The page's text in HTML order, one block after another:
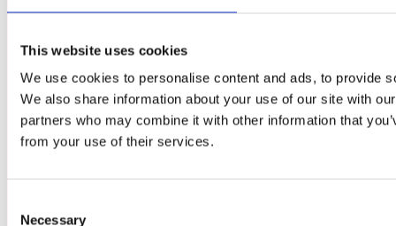
This website uses cookies
We use cookies to personalise content and ads, to provide
We also share information about your use of our site with
partners who may combine it with other information that
from your use of their services.
Necessary
BOENDE
EVENTREGLER